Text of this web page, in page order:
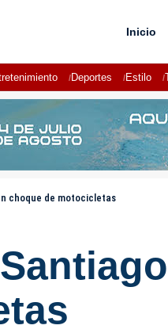
Inicio
Deportes Estilo
choque de motocicletas